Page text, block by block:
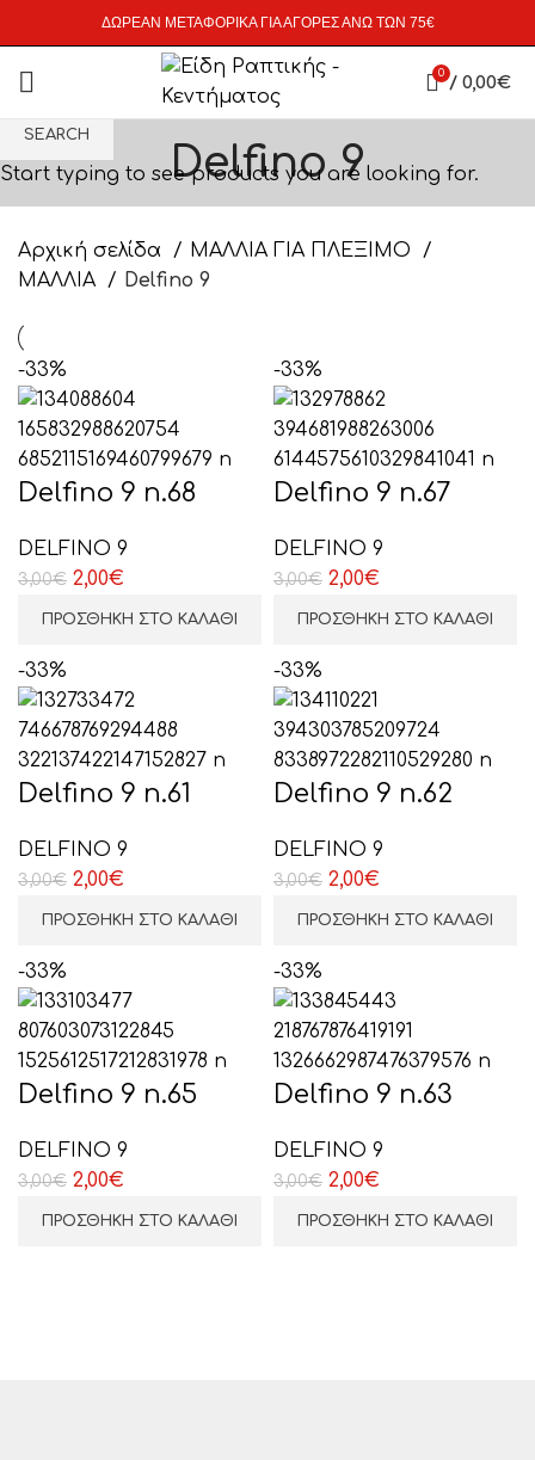
ΔΩΡΕΑΝ ΜΕΤΑΦΟΡΙΚΑ ΓΙΑ ΑΓΟΡΕΣ ΑΝΩ ΤΩΝ 75€
0 / 0,00€
Delfino 9
Αρχική σελίδα
ΜΑΛΛΙΑ ΓΙΑ ΠΛΕΞΙΜΟ
ΜΑΛΛΙΑ
Delfino 9
-33%
Delfino 9 n.68
DELFINO 9
3,00€ Original
price
2,00€
τρέχουσα
2,00€.
ΠΡΟΣΘΉΚΗ ΣΤΟ ΚΑΛΆΘΙ
-33%
Delfino 9 n.67
DELFINO 9
3,00€ Original
price
2,00€
τρέχουσα
ΠΡΟΣΘΉΚΗ ΣΤΟ ΚΑΛΆΘΙ
-33%
Delfino 9 n.61
DELFINO 9
3,00€ Original
price
2,00€
τρέχουσα
2,00€.
ΠΡΟΣΘΉΚΗ ΣΤΟ ΚΑΛΆΘΙ
-33%
Delfino 9 n.62
DELFINO 9
3,00€ Original
price
2,00€
τρέχουσα
2,00€.
ΠΡΟΣΘΉΚΗ ΣΤΟ ΚΑΛΆΘΙ
-33%
Delfino 9 n.65
DELFINO 9
3,00€ Original
price
2,00€
τρέχουσα
ΠΡΟΣΘΉΚΗ ΣΤΟ ΚΑΛΆΘΙ
-33%
Delfino 9 n.63
DELFINO 9
3,00€ Original
price
2,00€
τρέχουσα
ΠΡΟΣΘΉΚΗ ΣΤΟ ΚΑΛΆΘΙ
SEARCH
Start typing to see products you are looking for.